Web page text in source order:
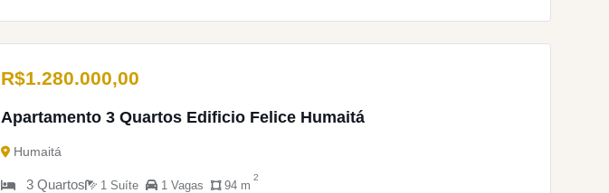
R$1.280.000,00
Apartamento 3 Quartos Edificio Felice Humaitá
Humaitá
3 Quartos 1 Suíte 1 Vagas 94 m
2